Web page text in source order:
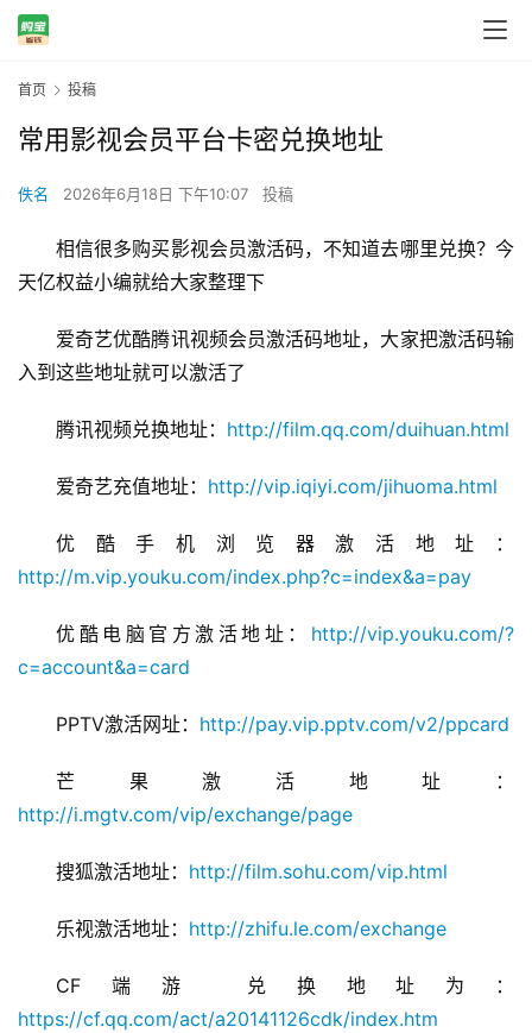
首页 投稿
常用影视会员平台卡密兑换地址
佚名 2026年6月18日 下午10:07 投稿
相信很多购买影视会员激活码，不知道去哪里兑换？今
天亿权益小编就给大家整理下
爱奇艺优酷腾讯视频会员激活码地址，大家把激活码输
入到这些地址就可以激活了
腾讯视频兑换地址： http://film.qq.com/duihuan.html
爱奇艺充值地址： http://vip.iqiyi.com/jihuoma.html
优酷手机浏览器激活地址：
http://m.vip.youku.com/index.php?c=index&a=pay
优酷电脑官方激活地址： http://vip.youku.com/?
c=account&a=card
PPTV激活网址： http://pay.vip.pptv.com/v2/ppcard
芒果激活地址：
http://i.mgtv.com/vip/exchange/page
搜狐激活地址： http://film.sohu.com/vip.html
乐视激活地址： http://zhifu.le.com/exchange
CF端游 兑换地址为：
https://cf.qq.com/act/a20141126cdk/index.htm